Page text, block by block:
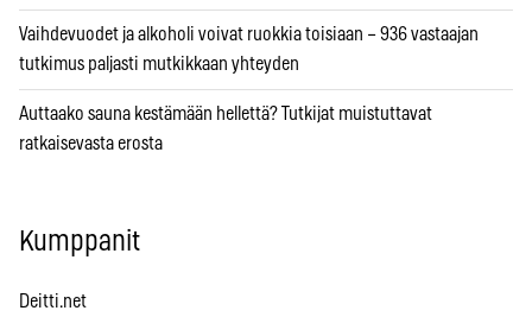
Vaihdevuodet ja alkoholi voivat ruokkia toisiaan – 936 vastaajan
tutkimus paljasti mutkikkaan yhteyden
Auttaako sauna kestämään hellettä? Tutkijat muistuttavat
ratkaisevasta erosta
Kumppanit
Deitti.net